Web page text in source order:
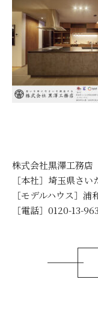
株式会社黒澤工務店
［本社］埼玉県さ
［モデルハウス］
［電話］0120-13-